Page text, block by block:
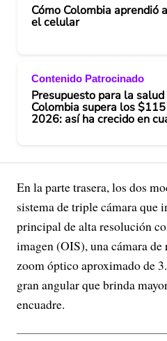
Cómo Colombia aprendió
el celular
Contenido Patrocinado
Presupuesto para la salud
Colombia supera los
2026: así ha crecido en
En la parte trasera, los dos
sistema de triple cámara que
principal de alta resolución
imagen (OIS), una cámara
zoom óptico aproximado de
gran angular que brinda
encuadre.